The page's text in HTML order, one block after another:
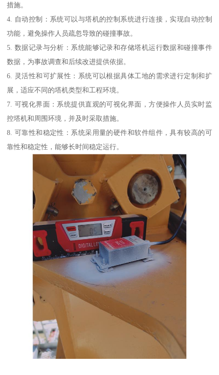
措施。
4. 自动控制：系统可以与塔机的控制系统进行连接，实现自动控制
功能，避免操作人员疏忽导致的碰撞事故。
5. 数据记录与分析：系统能够记录和存储塔机运行数据和碰撞事件
数据，为事故调查和后续改进提供依据。
6. 灵活性和可扩展性：系统可以根据具体工地的需求进行定制和扩
展，适应不同的塔机类型和工程环境。
7. 可视化界面：系统提供直观的可视化界面，方便操作人员实时监
控塔机和周围环境，并及时采取措施。
8. 可靠性和稳定性：系统采用量的硬件和软件组件，具有较高的可
靠性和稳定性，能够长时间稳定运行。